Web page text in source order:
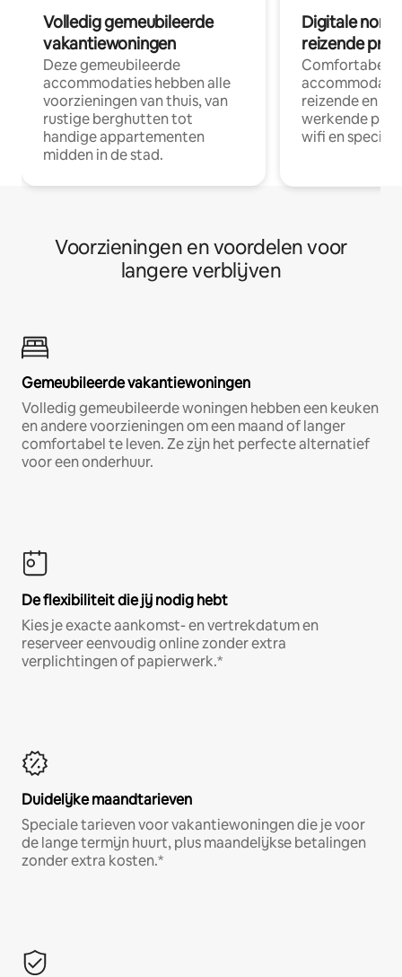
Volledig gemeubileerde
vakantiewoningen
Deze gemeubileerde
accommodaties hebben alle
voorzieningen van thuis, van
rustige berghutten tot
handige appartementen
midden in de stad.
Digitale
reizende
Comfortabele
reizende en
werkende
wifi en
Voorzieningen en voordelen voor
langere verblijven
Gemeubileerde vakantiewoningen
Volledig gemeubileerde woningen hebben een keuken
en andere voorzieningen om een maand of langer
comfortabel te leven. Ze zijn het perfecte alternatief
voor een onderhuur.
De flexibiliteit die jij nodig hebt
Kies je exacte aankomst- en vertrekdatum en
reserveer eenvoudig online zonder extra
verplichtingen of papierwerk.*
Duidelijke maandtarieven
Speciale tarieven voor vakantiewoningen die je voor
de lange termijn huurt, plus maandelijkse betalingen
zonder extra kosten.*